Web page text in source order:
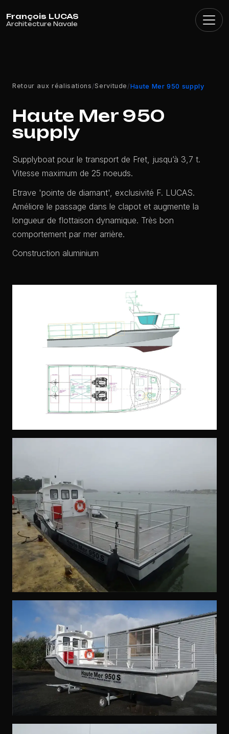
Retour aux réalisations /Servitude /Haute Mer 950 supply
Haute Mer 950
supply
Supplyboat pour le transport de Fret, jusqu’à 3,7 t.
Vitesse maximum de 25 noeuds.
Etrave 'pointe de diamant', exclusivité F. LUCAS.
Améliore le passage dans le clapot et augmente la
longueur de flottaison dynamique. Très bon
comportement par mer arrière.
Construction aluminium